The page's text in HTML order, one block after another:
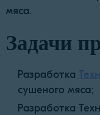
мяса.
Задачи
Разработка
сушеного мяса;
Разработка